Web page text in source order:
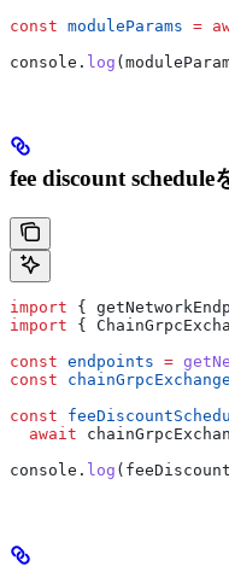
const moduleParams =
console . log (
fee discount schedule
import {
import {
const endpoints =
const
const
  await
console . log (